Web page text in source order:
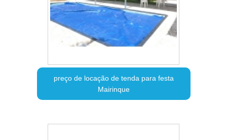
preço de locação de tenda para festa
Mairinque